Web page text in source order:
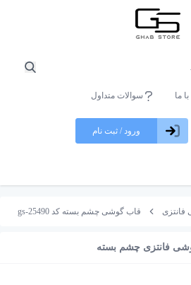
ما سوالات متداول
ورود / ثبت نام
قاب گوشی چشم بسته کد gs-25490
فانتزی چشم بسته